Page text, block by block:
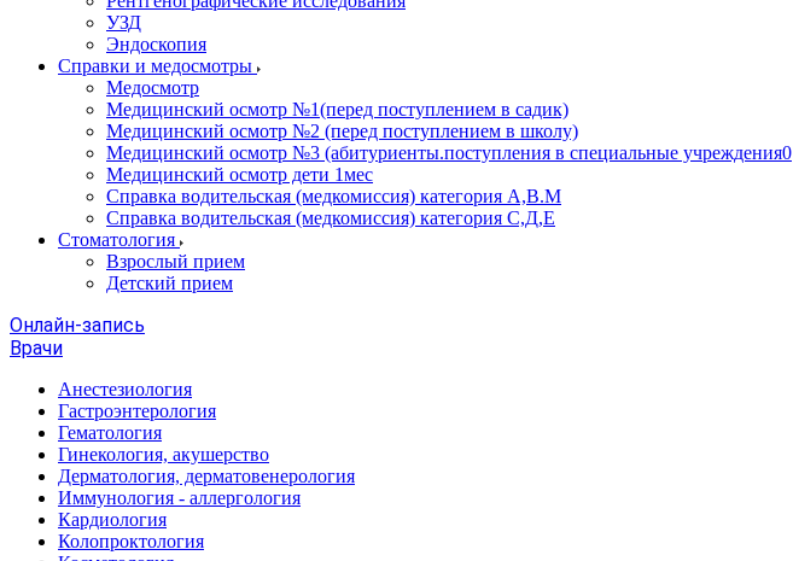
УЗД
Эндоскопия
Справки и медосмотры
Медосмотр
Медицинский осмотр №1(перед поступлением в садик)
Медицинский осмотр №2 (перед поступлением в школу)
Медицинский осмотр №3 (абитуриенты.поступления в специальные учреждения0
Медицинский осмотр дети 1мес
Справка водительская (медкомиссия) категория А,В.М
Справка водительская (медкомиссия) категория С,Д,Е
Стоматология
Взрослый прием
Детский прием
Онлайн-запись
Врачи
Анестезиология
Гастроэнтерология
Гематология
Гинекология, акушерство
Дерматология, дерматовенерология
Иммунология - аллергология
Кардиология
Колопроктология